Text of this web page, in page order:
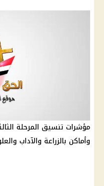
وأماكن بالزراعة والآداب